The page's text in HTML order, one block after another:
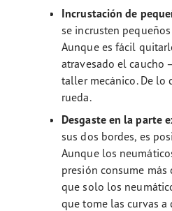
Incrustación de
se incrusten
Aunque es fácil
atravesado el caucho
taller mecánico. De lo
rueda.
Desgaste en la parte
sus dos bordes, es
Aunque los
presión consume
que solo los
que tome las curvas